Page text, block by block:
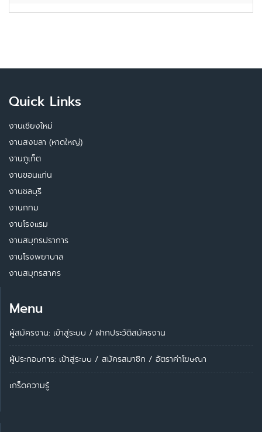
Quick Links
งานเชียงใหม่
งานสงขลา (หาดใหญ่)
งานภูเก็ต
งานขอนแก่น
งานชลบุรี
งานกทม
งานโรงแรม
งานสมุทรปราการ
งานโรงพยาบาล
งานสมุทรสาคร
Menu
ผู้สมัครงาน: เข้าสู่ระบบ / ฝากประวัติสมัครงาน
ผู้ประกอบการ: เข้าสู่ระบบ / สมัครสมาชิก / อัตราค่าโฆษณา
เกร็ดความรู้